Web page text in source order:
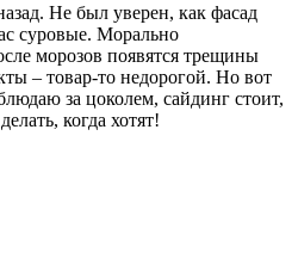
Не был уверен, как фасад
суровые. Морально
морозов появятся трещины
– товар-то недорогой. Но вот
за цоколем, сайдинг стоит,
когда хотят!